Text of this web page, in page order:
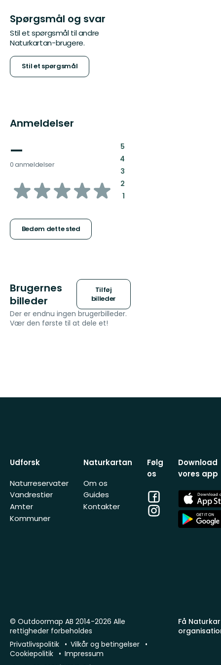
Spørgsmål og svar
Stil et spørgsmål til andre
Naturkartan-brugere.
Stil et spørgsmål
Anmeldelser
—
0 anmeldelser
ud
5
Bedøm dette sted
5:
4:
3:
2:
1:
Brugernes
billeder
Tilføj
billeder
Der er endnu ingen brugerbilleder.
Vær den første til at dele et!
Udforsk
Naturreservater
Vandrestier
Amter
Kommuner
Naturkartan
Om os
Guides
Kontakter
Følg
os
Facebook
Instagram
Download
vores app
App
Store
App
Store
Få
© Outdoormap AB 2014-2026 Alle
rettigheder forbeholdes
Privatlivspolitik
Vilkår og betingelser
Cookiepolitik
Impressum